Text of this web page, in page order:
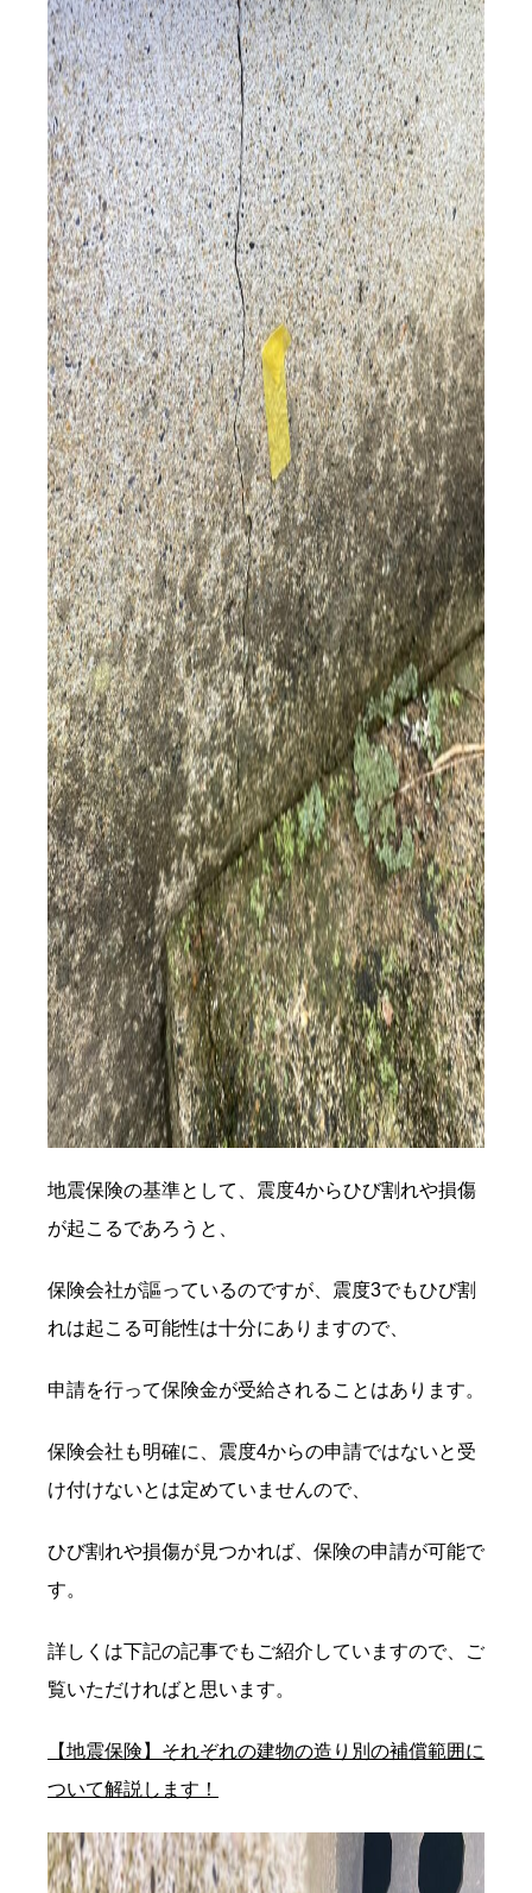
地震保険の基準として、震度4からひび割れや損傷
が起こるであろうと、
保険会社が謳っているのですが、震度3でもひび割
れは起こる可能性は十分にありますので、
申請を行って保険金が受給されることはあります。
保険会社も明確に、震度4からの申請ではないと受
け付けないとは定めていませんので、
ひび割れや損傷が見つかれば、保険の申請が可能で
す。
詳しくは下記の記事でもご紹介していますので、ご
覧いただければと思います。
【地震保険】それぞれの建物の造り別の補償範囲に
ついて解説します！